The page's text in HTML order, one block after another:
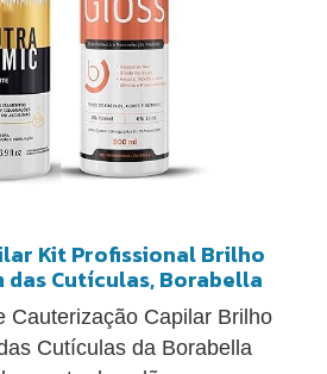
de nutrientes. Este kit é
tipos de cabelos,
e quimicamente
diversos benefícios, como
selagem de
intensa, recuperação da
Kit Profissional Brilho
das Cutículas, Borabella
Cauterização Capilar Brilho
Cutículas da Borabella